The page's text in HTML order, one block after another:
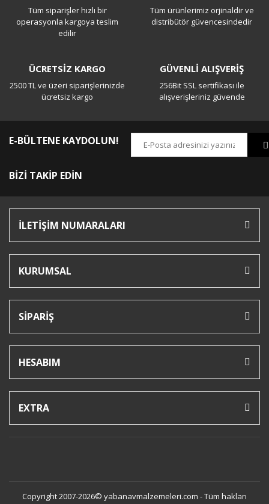
Yorum Yaz
Tüm siparişler hızlı bir
operasyonla kargoya teslim
edilir
Tüm ürünlerimiz orjinaldir ve
distribütör güvencesindedir
ÜCRETSİZ KARGO
2500 TL ve üzeri siparişlerinizde
ücretsiz kargo
GÜVENLİ ALIŞVERİŞ
256Bit SSL sertifikası ile
alışverişleriniz güvende
E-BÜLTENE KAYDOLUN!
BİZİ TAKİP EDİN
İLETİŞİM NUMARALARI
KURUMSAL
SİPARİŞ
HESABIM
EXTRA
Copyright 2007-2026© yabanavmalzemeleri.com - Tüm hakları